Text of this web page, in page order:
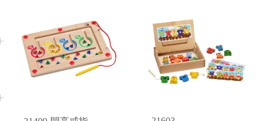
Age
3+